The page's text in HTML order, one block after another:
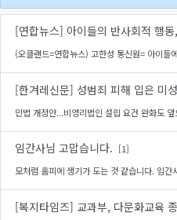
[연합뉴스] 아이들의 반사회적 행
(오클랜드=연합뉴스) 고한성 통신원= 아이들
민법 개정안...비영리법인 설립 요건 완화도
임간사님 고맙습니다. [1]
모처럼 홈피에 생기가 도는 것 같습니다. 임간
[복지타임즈] 교과부, 다문화교육